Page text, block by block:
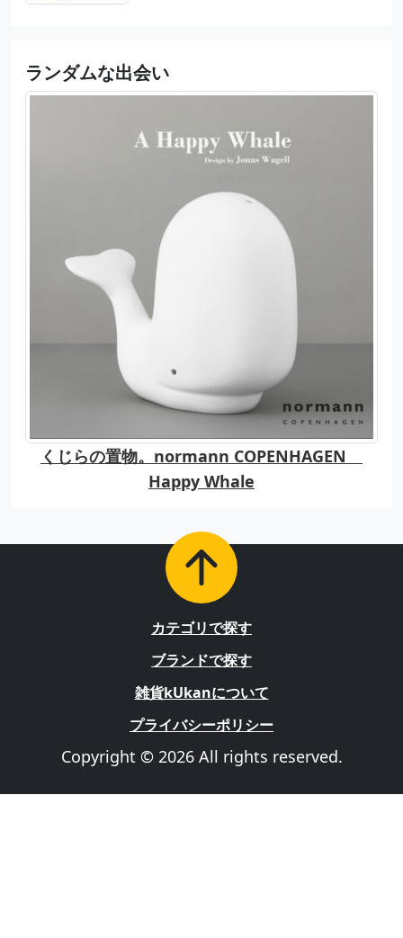
ランダムな出会い
くじらの置物。normann COPENHAGEN
Happy Whale
カテゴリで探す
ブランドで探す
雑貨kUkanについて
プライバシーポリシー
Copyright © 2026 All rights reserved.